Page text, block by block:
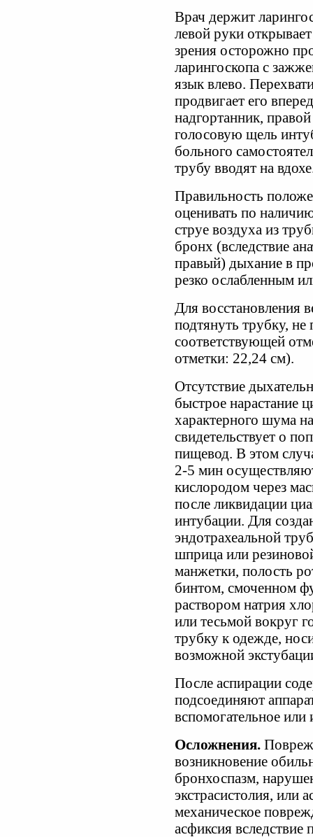
Врач держит
левой руки
зрения осторожно
ларингоскопа с
язык влево.
продвигает его
надгортанник,
голосовую щель
больного
трубу вводят на
Правильность
оценивать по
струе воздуха из
бронх (вследствие
правый) дыхание в
резко ослабленным
Для восстановления
подтянуть трубку, не
соответствующей
отметки: 22,24 см).
Отсутствие
быстрое нарастание
характерного шума
свидетельствует о
пищевод. В этом
2-5 мин
кислородом через
после ликвидации
интубации. Для
эндотрахеальной
шприца или
манжетки, полость
бинтом, смоченном
раствором натрия
или тесьмой вокруг
трубку к одежде,
возможной
После аспирации
подсоединяют
вспомогательное или
Осложнения.
возникновение
бронхоспазм,
экстрасистолия, или
механическое
асфиксия